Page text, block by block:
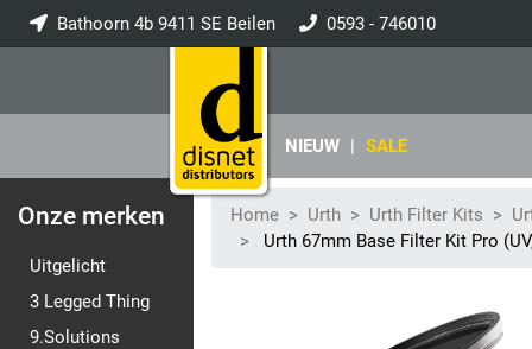
Bathoorn 4b 9411 SE Beilen 0593 - 746010
NIEUW | SALE
Onze merken
Uitgelicht
3 Legged Thing
9.Solutions
Home Urth Urth Filter Kits
Urth 67mm Base Filter Kit Pro